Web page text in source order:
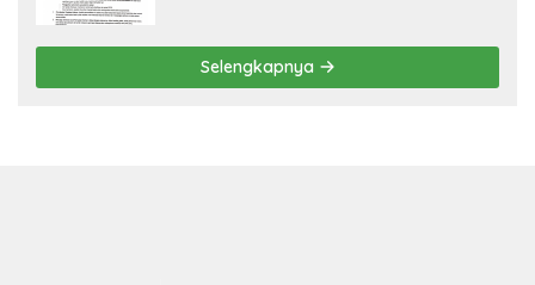
Selengkapnya